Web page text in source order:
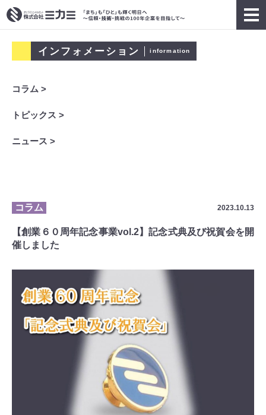
インフォメーション information
コラム >
トピックス >
ニュース >
コラム 2023.10.13
【創業６０周年記念事業vol.2】記念式典及び祝賀会を開
催しました